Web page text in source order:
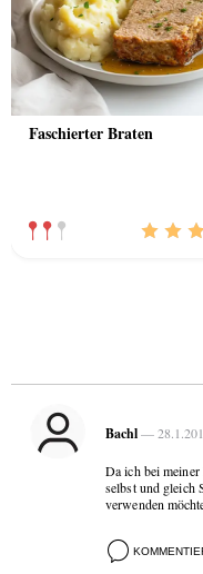
Faschierter Braten
Bachl—
Da ich bei
selbst und gleich
verwenden